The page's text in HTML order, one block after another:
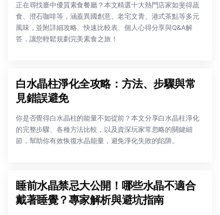
正在尋找臺中優質素食餐廳？本文精選十大熱門店家如斐得蔬
食、澄石咖啡等，涵蓋異國創意、老宅文青、港式茶點等多元
風味，並附詳細攻略、快速比較表、個人心得分享與Q&A解
答，讓您輕鬆規劃完美素食之旅！
白水晶柱淨化全攻略：方法、步驟與常
見錯誤避免
你是否覺得白水晶柱的能量不如從前？本文分享白水晶柱淨化
的完整步驟、各種方法比較，以及資深玩家常忽略的關鍵細
節，幫助你有效恢復水晶能量，避免淨化失敗的陷阱。
睡前水晶禁忌大公開！哪些水晶不適合
戴著睡覺？專家解析與避坑指南